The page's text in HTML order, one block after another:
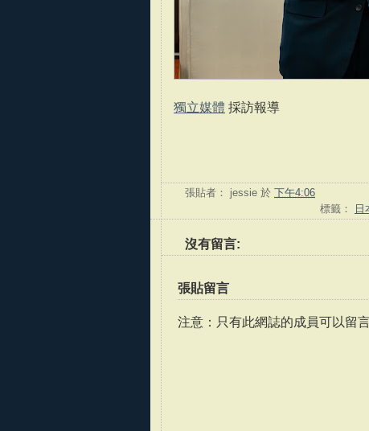
獨立媒體 採訪報導
張貼者： jessie 於 下午4:06
標籤：
日
沒有留言:
張貼留言
注意：只有此網誌的成員可以留言